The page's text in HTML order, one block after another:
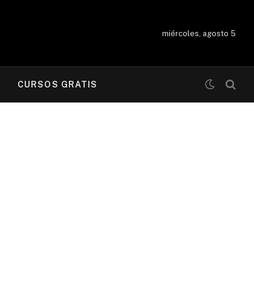
miércoles, agosto 5
CURSOS GRATIS